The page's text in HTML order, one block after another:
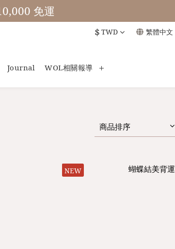
免運
$ TWD 繁體中文
Journal WOL相關報導
商品排序
NEW